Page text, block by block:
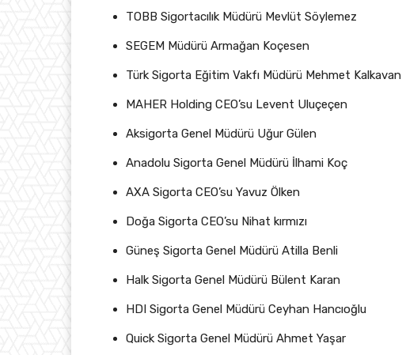
TOBB Sigortacılık Müdürü Mevlüt Söylemez
SEGEM Müdürü Armağan Koçesen
Türk Sigorta Eğitim Vakfı Müdürü Mehmet Kalkavan
MAHER Holding CEO’su Levent Uluçeçen
Aksigorta Genel Müdürü Uğur Gülen
Anadolu Sigorta Genel Müdürü İlhami Koç
AXA Sigorta CEO’su Yavuz Ölken
Doğa Sigorta CEO’su Nihat kırmızı
Güneş Sigorta Genel Müdürü Atilla Benli
Halk Sigorta Genel Müdürü Bülent Karan
HDI Sigorta Genel Müdürü Ceyhan Hancıoğlu
Quick Sigorta Genel Müdürü Ahmet Yaşar